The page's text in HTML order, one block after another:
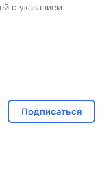
с указанием
Подписаться